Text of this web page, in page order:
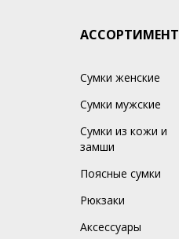
АССОРТИМЕНТ
Сумки женские
Сумки мужские
Сумки из кожи и
замши
Поясные сумки
Рюкзаки
Аксессуары